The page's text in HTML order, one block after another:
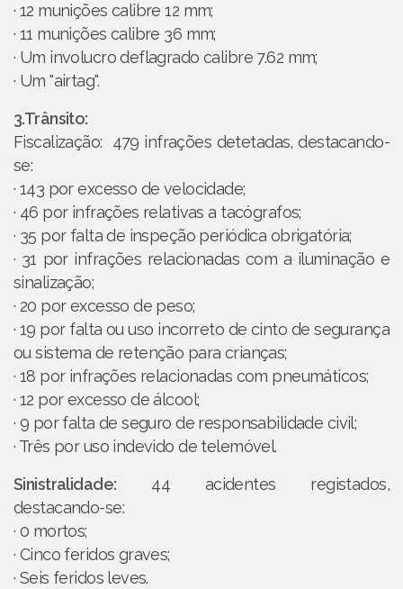
· 12 munições calibre 12 mm;
· 11 munições calibre 36 mm;
· Um involucro deflagrado calibre 7.62 mm;
· Um "airtag".
3.Trânsito:
Fiscalização: 479 infrações detetadas, destacando-
se:
· 143 por excesso de velocidade;
· 46 por infrações relativas a tacógrafos;
· 35 por falta de inspeção periódica obrigatória;
· 31 por infrações relacionadas com a iluminação e
sinalização;
· 20 por excesso de peso;
· 19 por falta ou uso incorreto de cinto de segurança
ou sistema de retenção para crianças;
· 18 por infrações relacionadas com pneumáticos;
· 12 por excesso de álcool;
· 9 por falta de seguro de responsabilidade civil;
· Três por uso indevido de telemóvel.
Sinistralidade: 44 acidentes registados,
destacando-se:
· 0 mortos;
· Cinco feridos graves;
· Seis feridos leves.